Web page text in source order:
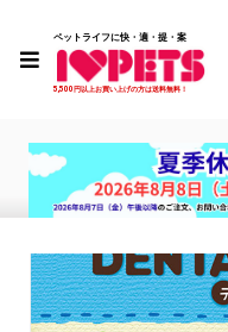
ペットライフに快・適・提・案